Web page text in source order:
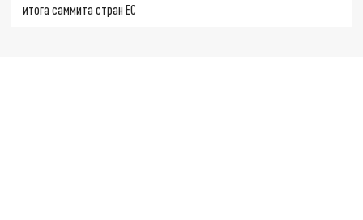
итога саммита стран ЕС